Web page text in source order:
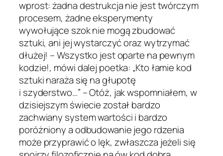
wprost: żadna destrukcja nie jest twórczym
procesem, żadne eksperymenty
wywołujące szok nie mogą zbudować
sztuki, ani jej wystarczyć oraz wytrzymać
dłużej! – Wszystko jest oparte na pewnym
kodzie!, mówi dalej poetka: „Kto łamie kod
sztuki naraża się na głupotę
i szyderstwo…” – Otóż, jak wspomniałem, w
dzisiejszym świecie został bardzo
zachwiany system wartości i bardzo
poróżniony a odbudowanie jego rdzenia
może przyprawić o lęk, zwłaszcza jeżeli się